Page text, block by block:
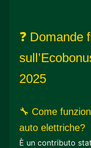
❓ Domande
2025
🔧 Come
auto elettriche?
È un contributo